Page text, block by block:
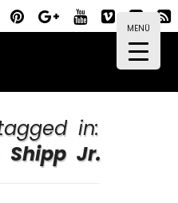
MENÜ
in:
Shipp Jr.